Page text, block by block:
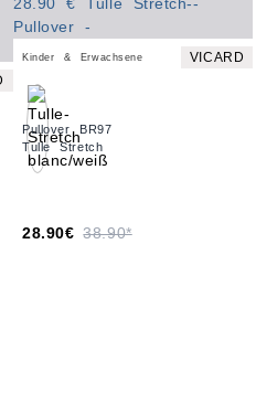
Kinder & Erwachsene VICARD
Pullover BR97
Tulle Stretch
28.90€ 38.90*